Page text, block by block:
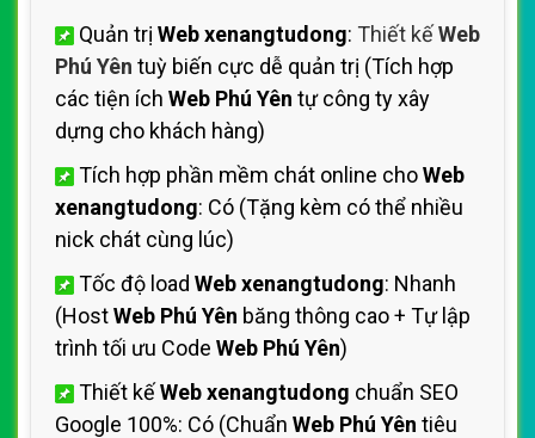
Quản trị Web xenangtudong: Thiết kếWeb
Phú Yên tuỳ biến cực dễ quản trị (Tích hợp
các tiện ích Web Phú Yên tự công ty xây
dựng cho khách hàng)
Tích hợp phần mềm chát online choWeb
xenangtudong: Có (Tặng kèm có thể nhiều
nick chát cùng lúc)
Tốc độ load Web xenangtudong: Nhanh
(HostWeb Phú Yên băng thông cao + Tự lập
trình tối ưu Code Web Phú Yên)
Thiết kếWeb xenangtudong chuẩn SEO
Google 100%: Có (Chuẩn Web Phú Yên tiêu